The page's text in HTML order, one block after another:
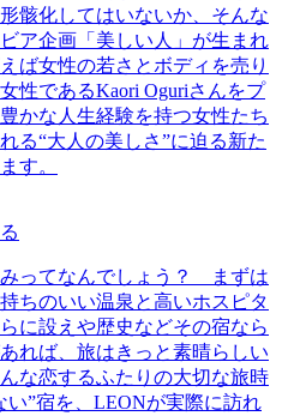
骸化してはいないか、そんな
ア企画「美しい人」が生まれ
ば女性の若さとボディを売り
性であるKaori Oguriさんをプ
かな人生経験を持つ女性たち
る“大人の美しさ”に迫る新た
す。
ってなんでしょう？ まずは
ちのいい温泉と高いホスピタ
に設えや歴史などその宿なら
れば、旅はきっと素晴らしい
な恋するふたりの大切な旅時
い”宿を、LEONが実際に訪れ